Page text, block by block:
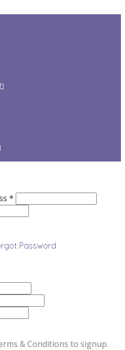
*
Password
& Conditions to signup.